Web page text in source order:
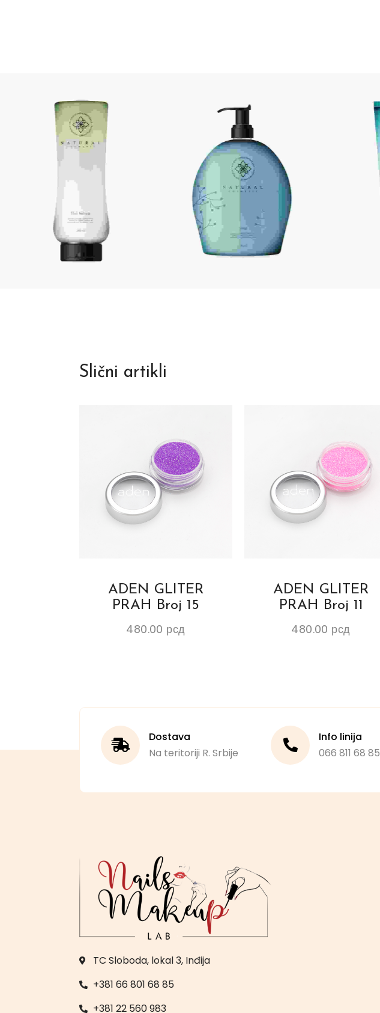
Slični artikli
ADEN GLITER
PRAH Broj 15
480.00 рсд
ADEN GLITER
PRAH Broj 11
480.00 рсд
Dostava
Na teritoriji R. Srbije
Info linija
066 811 68 85
TC Sloboda, lokal 3, Inđija
+381 66 801 68 85
+381 22 560 983